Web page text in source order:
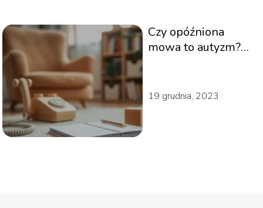
Czy opóźniona
mowa to autyzm?
19 grudnia, 2023